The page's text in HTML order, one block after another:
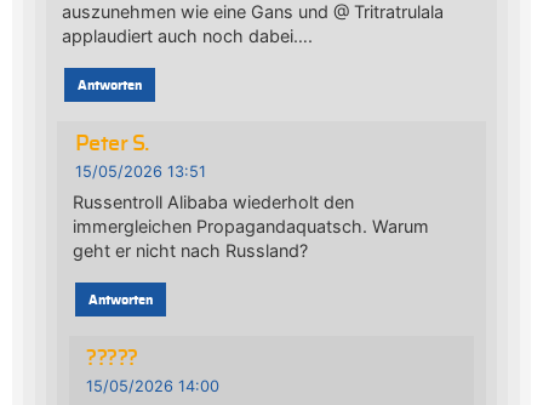
auszunehmen wie eine Gans und @ Tritratrulala
applaudiert auch noch dabei….
Antworten
Peter S.
15/05/2026 13:51
Russentroll Alibaba wiederholt den
immergleichen Propagandaquatsch. Warum
geht er nicht nach Russland?
Antworten
?????
15/05/2026 14:00